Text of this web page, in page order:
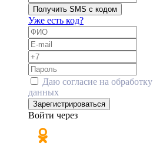
Получить SMS с кодом
Уже есть код?
Даю согласие на обработку
данных
Зарегистрироваться
Войти через